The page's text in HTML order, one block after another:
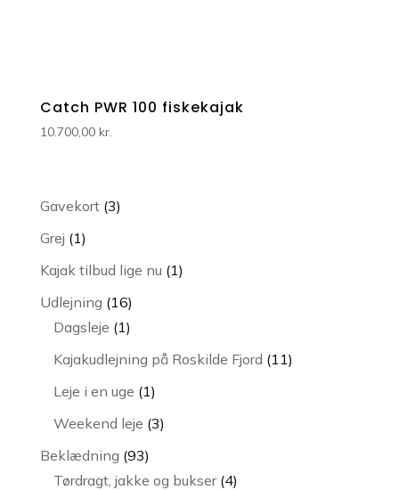
Catch PWR 100 fiskekajak
10.700,00 kr.
Gavekort 33
Grej 11
vare
Kajak tilbud lige nu 11
Udlejning 1616
varer
Dagsleje 11
vare
Kajakudlejning på Roskilde Fjord 1111
Leje i en uge 11
vare
Weekend leje 33
Beklædning 9393
varer
Tørdragt, jakke og bukser 44